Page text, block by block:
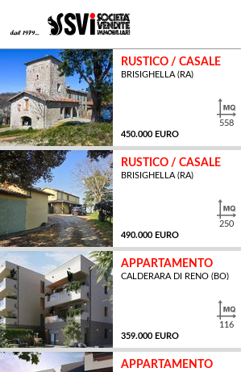
RUSTICO / CASALE
BRISIGHELLA (RA)
450.000 EURO
558
RUSTICO / CASALE
BRISIGHELLA (RA)
490.000 EURO
250
MQ
APPARTAMENTO
CALDERARA DI RENO (BO)
359.000 EURO
116
APPARTAMENTO